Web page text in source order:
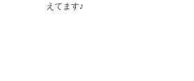
えてます♪